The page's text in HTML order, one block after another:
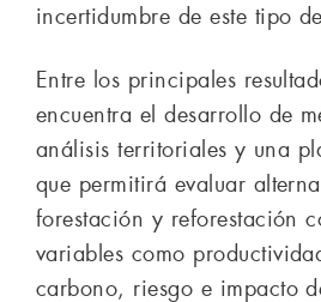
incertidumbre de este tipo
Entre los principales
encuentra el desarrollo de
análisis territoriales y una
que permitirá evaluar
forestación y reforestación
variables como
carbono, riesgo e impacto